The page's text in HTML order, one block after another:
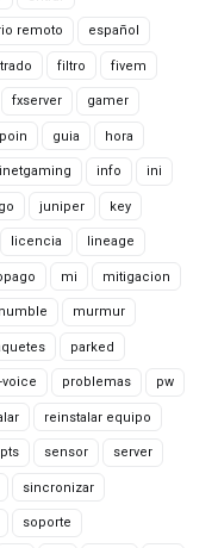
remoto español
filtro fivem
fxserver gamer
guia hora
inetgaming info ini
juniper key
licencia lineage
mi mitigacion
murmur
parked
voice problemas pw
reinstalar equipo
sensor server
sincronizar
soporte